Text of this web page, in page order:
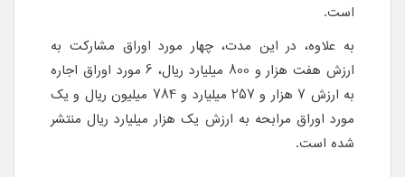
است.
به علاوه، در این مدت، چهار مورد اوراق مشارکت به
ارزش هفت هزار و 800 میلیارد ریال، 6 مورد اوراق اجاره
به ارزش 7 هزار و 257 میلیارد و 784 میلیون ریال و یک
مورد اوراق مرابحه به ارزش یک هزار میلیارد ریال منتشر
شده است.